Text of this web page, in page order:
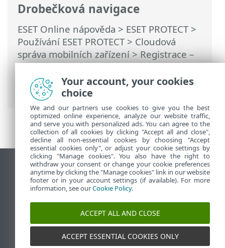
Drobečková navigace
ESET Online nápověda > ESET PROTECT>
Používání ESET PROTECT> Cloudová
správa mobilních zařízení>Registrace –
přidání mobilních zařízení>
Synchronizace s VMware Workspace ONE
(Android)
Zobrazit verzi pro počítač
End of Life
ESET Databáze znalostí
ESET Forum
ESET Status Portal
Regionální podpora
Your account, your cookies
choice
We and our partners use cookies to give you the best
optimized online experience, analyze our website traffic,
and serve you with personalized ads. You can agree to the
collection of all cookies by clicking "Accept all and close",
decline all non-essential cookies by choosing "Accept
essential cookies only", or adjust your cookie settings by
clicking "Manage cookies". You also have the right to
withdraw your consent or change your cookie preferences
anytime by clicking the "Manage cookies" link in our website
footer or in your account settings (if available). For more
information, see ourCookie Policy.
ACCEPT ALL AND CLOSE
ACCEPT ESSENTIAL COOKIES ONLY